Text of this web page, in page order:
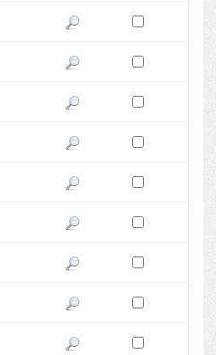
Pokaż podgląd wersji z dnia
Zaznacz wersję do
Pokaż podgląd wersji z dnia
Zaznacz wersję do
Pokaż podgląd wersji z dnia
Zaznacz wersję do
Pokaż podgląd wersji z dnia
Zaznacz wersję do
Pokaż podgląd wersji z dnia
Zaznacz wersję do
Pokaż podgląd wersji z dnia
Zaznacz wersję do
Pokaż podgląd wersji z dnia
Zaznacz wersję do
Pokaż podgląd wersji z dnia
Zaznacz wersję do
Pokaż podgląd wersji z dnia
Zaznacz wersję do